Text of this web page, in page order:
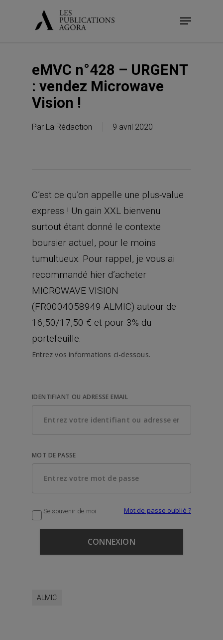
Menu
eMVC n°428 – URGENT
: vendez Microwave
Vision !
Par La Rédaction 9 avril 2020
C’est ce qu’on appelle une plus-value
express ! Un gain XXL bienvenu
surtout étant donné le contexte
boursier actuel, pour le moins
tumultueux. Pour rappel, je vous ai
recommandé hier d’acheter
MICROWAVE VISION
(FR0004058949-ALMIC) autour de
16,50/17,50 € et pour 3% du
portefeuille.
Entrez vos informations ci-dessous.
IDENTIFIANT OU ADRESSE EMAIL
MOT DE PASSE
Se souvenir de moi Mot de passe oublié ?
ALMIC